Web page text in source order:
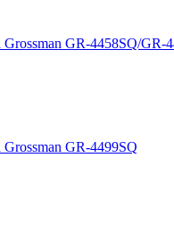
Grossman GR-4458SQ/GR-
GR-4499SQ